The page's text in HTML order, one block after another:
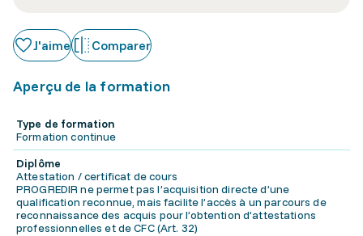
J'aime Comparer
Aperçu de la formation
Type de formation
Formation continue
Diplôme
Attestation / certificat de cours
PROGREDIR ne permet pas l’acquisition directe d’une
qualification reconnue, mais facilite l’accès à un parcours de
reconnaissance des acquis pour l’obtention d’attestations
professionnelles et de CFC (Art. 32)